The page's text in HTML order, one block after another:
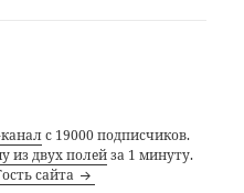
с 19000 подписчиков.
из двух полейза 1 минуту.
сайта